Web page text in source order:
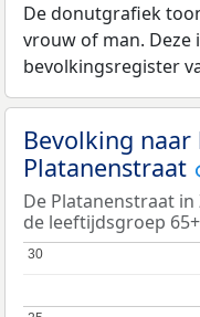
De donutgrafiek
vrouw of man.
bevolkingsregister
Bevolking
Platanenstraat
De Platanenstraat
de leeftijdsgroep
30
30